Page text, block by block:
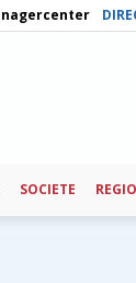
SOCIETE